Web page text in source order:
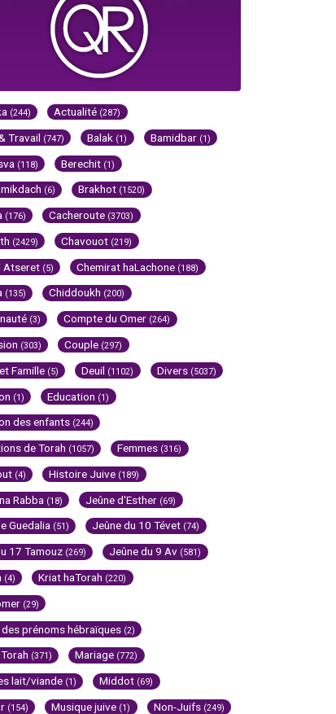
(244) Actualité (287)
Travail (747) Balak (1) Bamidbar (1)
(118) Berechit (1)
(6) Brakhot (1520)
(176) Cacheroute (3703)
(2429) Chavouot (219)
Atseret (5) Chemirat haLachone (188)
(135) Chiddoukh (200)
(3) Compte du Omer (264)
(303) Couple (297)
Famille (5) Deuil (1102) Divers (5037)
(1) Education (1)
des enfants (244)
de Torah (1057) Femmes (316)
(4) Histoire Juive (189)
Rabba (18) Jeûne d'Esther (69)
Guedalia (51) Jeûne du 10 Tévet (74)
17 Tamouz (269) Jeûne du 9 Av (581)
(4) Kriat haTorah (220)
(29)
des prénoms hébraïques (2)
(371) Mariage (772)
lait/viande (1) Middot (69)
(154) Musique juive (1) Non-Juifs (249)